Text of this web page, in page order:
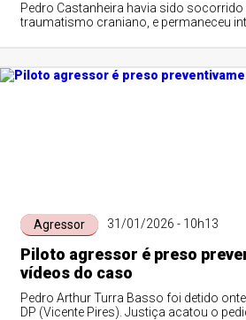
Pedro Castanheira havia sido
traumatismo craniano, e permaneceu
Agressor 31/01/2026 - 10h13
Piloto agressor é preso
vídeos do caso
Pedro Arthur Turra Basso foi detido
DP (Vicente Pires). Justiça acatou o